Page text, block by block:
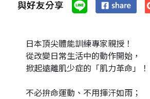
與好友分享
日本頂尖體能訓練專家親授！
從改變日常生活中的動作開始，
掀起遠離肌少症的「肌力革命」！
不必拚命運動、不用揮汗如雨；